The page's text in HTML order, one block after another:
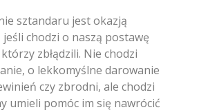
sztandaru jest okazją
chodzi o naszą postawę
zbłądzili. Nie chodzi
o lekkomyślne darowanie
czy zbrodni, ale chodzi
umieli pomóc im się nawrócić